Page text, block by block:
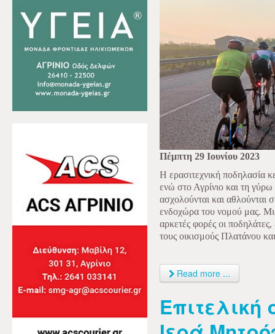
Πέμπτη 29 Ιουνίου 2023
Η ερασιτεχνική ποδηλασία
ενώ στο Αγρίνιο και τη γύρω
ασχολούνται και αθλούνται
ενδοχώρα του νομού μας.
αρκετές φορές οι
τους οικισμούς Πλατάνου
Read more ...
Επιτελική